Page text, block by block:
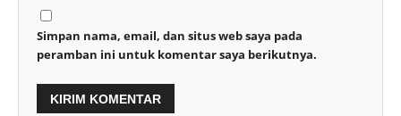
Simpan nama, email, dan situs web saya pada
peramban ini untuk komentar saya berikutnya.